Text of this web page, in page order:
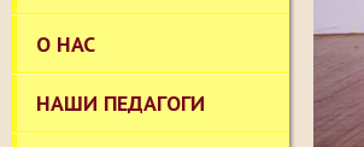
О НАС
НАШИ ПЕДАГОГИ